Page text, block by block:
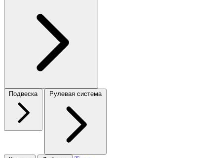
Подвеска Рулевая система